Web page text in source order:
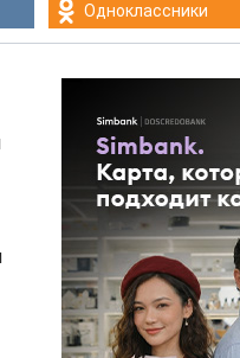
Одноклассники